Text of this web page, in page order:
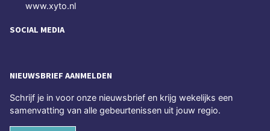
www.xyto.nl
SOCIAL MEDIA
NIEUWSBRIEF AANMELDEN
Schrijf je in voor onze nieuwsbrief en krijg wekelijks een
samenvatting van alle gebeurtenissen uit jouw regio.